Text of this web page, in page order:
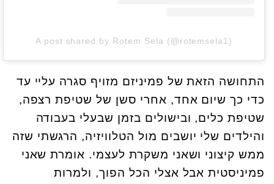
A post shared by Rotem Sela (@rotemsela1)
התחושה הזאת של פמיניזם מזויף סגרה עליי עד
כדי כך שיום אחד, אחרי סשן של שטיפת רצפה,
שטיפת כלים, ובישולים בזמן שבעלי בעבודה
והילדים שלי יושבים מול הטלוויזיה, הרגשתי שזה
ממש קיצוני ושאני משקרת לעצמי. אומרת שאני
פמיניסטית אבל אצלי הכל הפוך, ולמרות